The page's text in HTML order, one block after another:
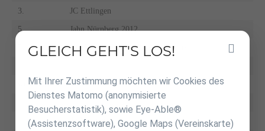
3. JC Ettlingen
5. Jahn Nürnberg 2012
KG BC Karlsruhe / JSC Heidelberg
weiblich
TSV Altenfurt I
Inhalt
GLEICH GEHT'S LOS!
Mit Ihrer Zustimmung möchten wir Cookies des
Dienstes Matomo (anonymisierte
Besucherstatistik), sowie Eye-Able®
(Assistenzsoftware), Google Maps (Vereinskarte)